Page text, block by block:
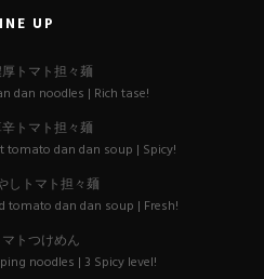
UP
トマト担々麺
dan noodles | Rich tase!
トマト担々麺
tomato dan dan soup | Spicy!
しトマト担々麺
tomato dan dan soup | Fresh!
トつけめん
noodles | 3 Spicy level!